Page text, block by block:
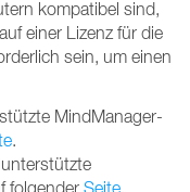
kompatibel sind,
einer Lizenz für die
sein, um einen
MindManager-
.
folgender Seite.